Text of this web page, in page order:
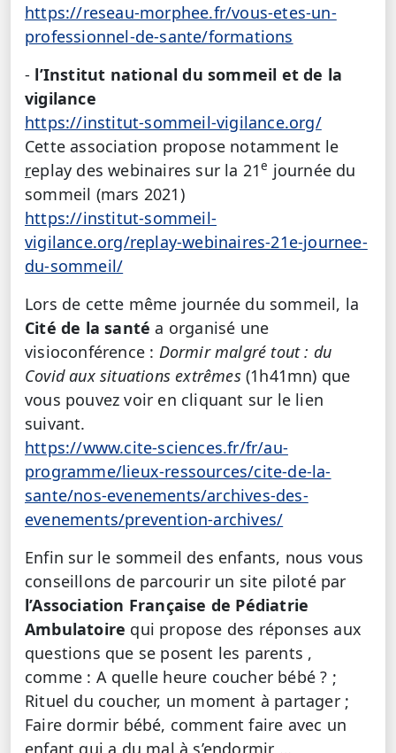
https://reseau-morphee.fr/vous-etes-un-
professionnel-de-sante/formations
- l’Institut national du sommeil et de la
vigilance
https://institut-sommeil-vigilance.org/
Cette association propose notamment le
replay des webinaires sur la 21e journée du
sommeil (mars 2021)
https://institut-sommeil-
vigilance.org/replay-webinaires-21e-journee-
du-sommeil/
Lors de cette même journée du sommeil, la
Cité de la santé a organisé une
visioconférence : Dormir malgré tout : du
Covid aux situations extrêmes(1h41mn) que
vous pouvez voir en cliquant sur le lien
suivant.
https://www.cite-sciences.fr/fr/au-
programme/lieux-ressources/cite-de-la-
sante/nos-evenements/archives-des-
evenements/prevention-archives/
Enfin sur le sommeil des enfants, nous vous
conseillons de parcourir un site piloté par
l’Association Française de Pédiatrie
Ambulatoire qui propose des réponses aux
questions que se posent les parents ,
comme : A quelle heure coucher bébé ? ;
Rituel du coucher, un moment à partager ;
Faire dormir bébé, comment faire avec un
enfant qui a du mal à s’endormir …